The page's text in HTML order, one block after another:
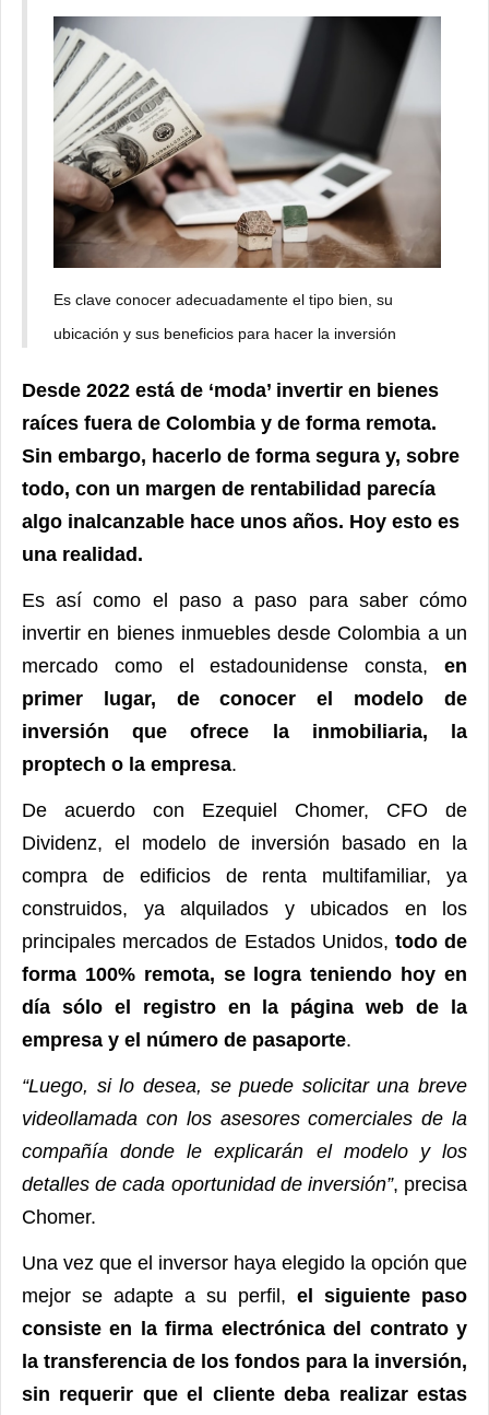
Es clave conocer adecuadamente el tipo bien, su
ubicación y sus beneficios para hacer la inversión
Desde 2022 está de ‘moda’ invertir en bienes
raíces fuera de Colombia y de forma remota.
Sin embargo, hacerlo de forma segura y, sobre
todo, con un margen de rentabilidad parecía
algo inalcanzable hace unos años. Hoy esto es
una realidad.
Es así como el paso a paso para saber cómo
invertir en bienes inmuebles desde Colombia a un
mercado como el estadounidense consta, en
primer lugar, de conocer el modelo de
inversión que ofrece la inmobiliaria, la
proptech o la empresa.
De acuerdo con Ezequiel Chomer, CFO de
Dividenz, el modelo de inversión basado en la
compra de edificios de renta multifamiliar, ya
construidos, ya alquilados y ubicados en los
principales mercados de Estados Unidos, todo de
forma 100% remota, se logra teniendo hoy en
día sólo el registro en la página web de la
empresa y el número de pasaporte.
“Luego, si lo desea, se puede solicitar una breve
videollamada con los asesores comerciales de la
compañía donde le explicarán el modelo y los
detalles de cada oportunidad de inversión”, precisa
Chomer.
Una vez que el inversor haya elegido la opción que
mejor se adapte a su perfil, el siguiente paso
consiste en la firma electrónica del contrato y
la transferencia de los fondos para la inversión,
sin requerir que el cliente deba realizar estas